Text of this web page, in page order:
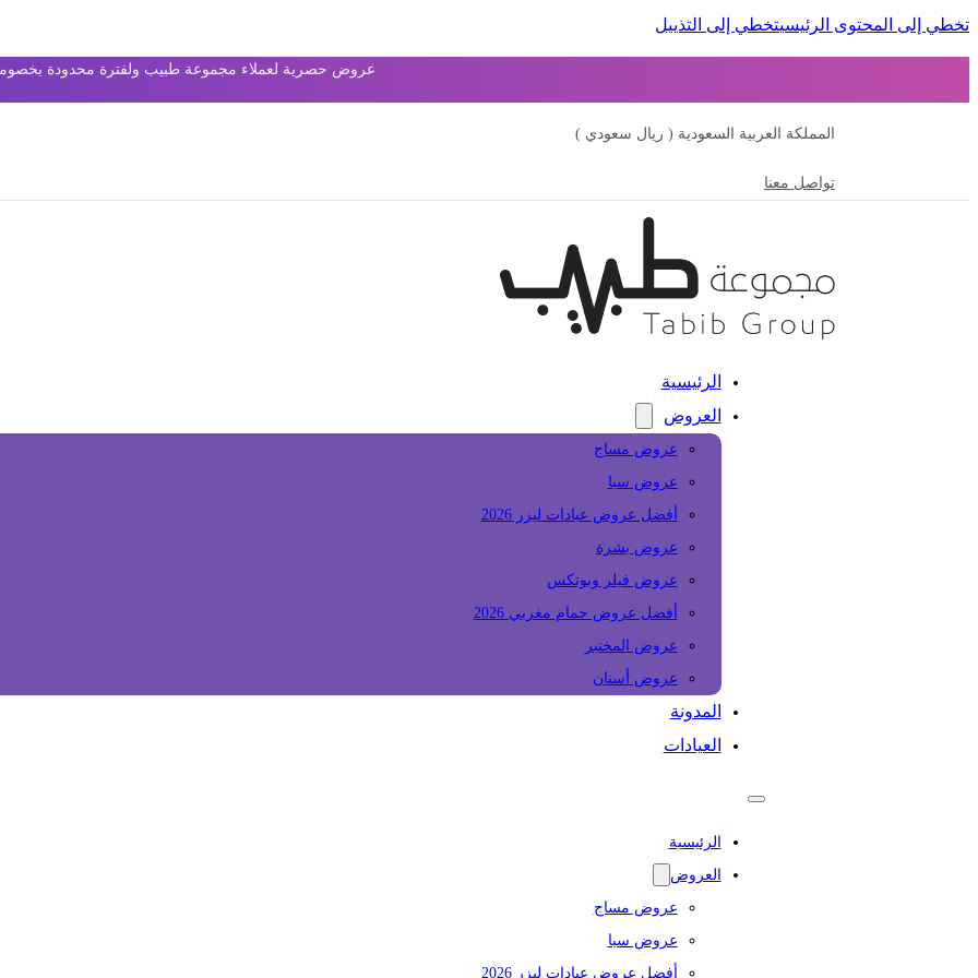
تخطي إلى المحتوى الرئيسيتخطي إلى التذييل
عروض حصرية لعملاء مجموعة طبيب ولفترة محدودة بخصومات
المملكة العربية السعودية ( ريال سعودي )
تواصل معنا
الرئيسية
العروض
عروض مساج
عروض سبا
أفضل عروض عيادات ليزر 2026
عروض بشرة
عروض فيلر وبوتكس
أفضل عروض حمام مغربي 2026
عروض المختبر
عروض أسنان
المدونة
العيادات
الرئيسية
العروض
عروض مساج
عروض سبا
أفضل عروض عيادات ليزر 2026